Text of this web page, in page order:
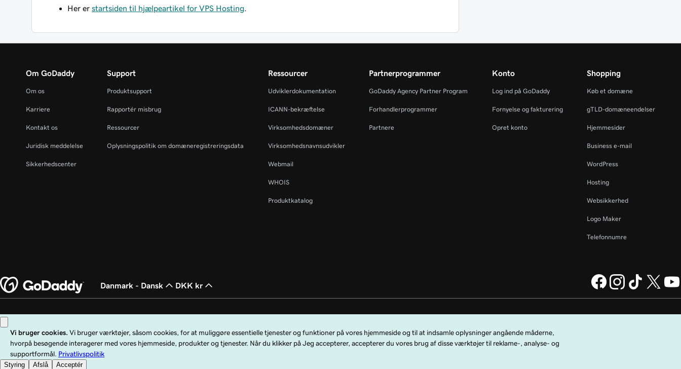
Her er startsiden til hjælpeartikel for VPS Hosting
Om GoDaddy
Om os
Karriere
Kontakt os
Juridisk meddelelse
Sikkerhedscenter
Support
Produktsupport
Rapportér misbrug
Ressourcer
Oplysningspolitik om domæneregistreringsdata
Ressourcer
Udviklerdokumentation
ICANN-bekræftelse
Virksomhedsdomæner
Virksomhedsnavnsudvikler
Webmail
WHOIS
Produktkatalog
Partnerprogrammer
GoDaddy Agency Partner Program
Forhandlerprogrammer
Partnere
Konto
Log ind på GoDaddy
Fornyelse og fakturering
Opret konto
Shopping
Køb et domæne
gTLD-domæneendelser
Hjemmesider
Business e-mail
WordPress
Hosting
Websikkerhed
Logo Maker
Telefonnumre
Danmark - Dansk DKK kr
Copyright © 1999 - 2026 GoDaddy Operating Company, LLC. Alle rettigheder forbeholdes. GoDaddy-ordmærket er et registreret varemærke tilhørende GoDaddy Operating Company,
LLC i USA og andre lande. "GO"-logoet er et registreret varemærke tilhørende GoDaddy.com, LLC i USA.
Brug af denne hjemmeside er underlagt udtrykkelige brugsbetingelser. Ved at bruge denne hjemmeside accepterer du, at du er bundet af disse generelle servicebetingelser